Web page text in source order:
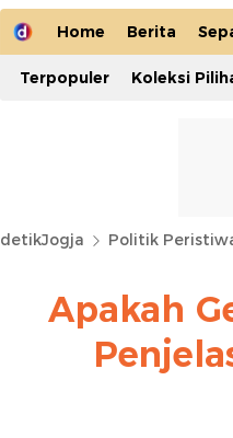
Home Berita
Terpopuler Koleksi
detikJogja Politik
Apakah